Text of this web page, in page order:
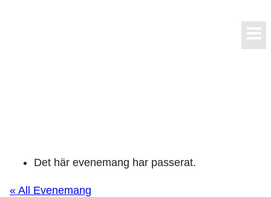
Det här evenemang har passerat.
« All Evenemang